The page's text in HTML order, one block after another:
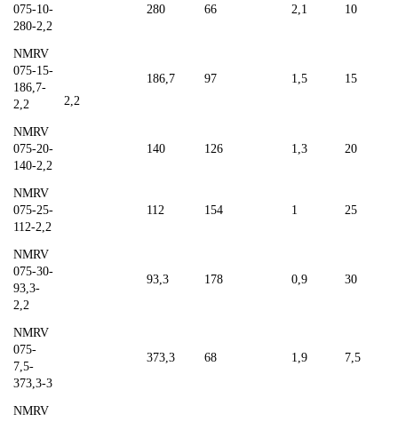
2,2
075-10-
280-2,2
280 66 2,1 10
NMRV
075-15-
186,7-
2,2
186,7 97 1,5 15
NMRV
075-20-
140-2,2
140 126 1,3 20
NMRV
075-25-
112-2,2
112 154 1 25
NMRV
075-30-
93,3-
2,2
93,3 178 0,9 30
NMRV
075-
7,5-
373,3-3
373,3 68 1,9 7,5
NMRV